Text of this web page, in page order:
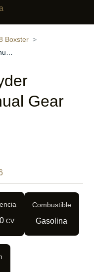
Boxster
Gear
CV
Combustible
Gasolina